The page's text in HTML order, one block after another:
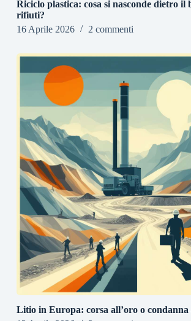
Riciclo plastica: cosa si nasconde dietro il
rifiuti?
16 Aprile 2026
2 commenti
Litio in Europa: corsa all’oro o condanna